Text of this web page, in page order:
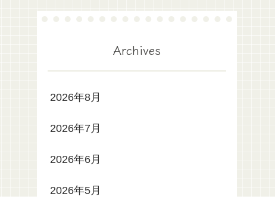
Archives
2026年8月
2026年7月
2026年6月
2026年5月